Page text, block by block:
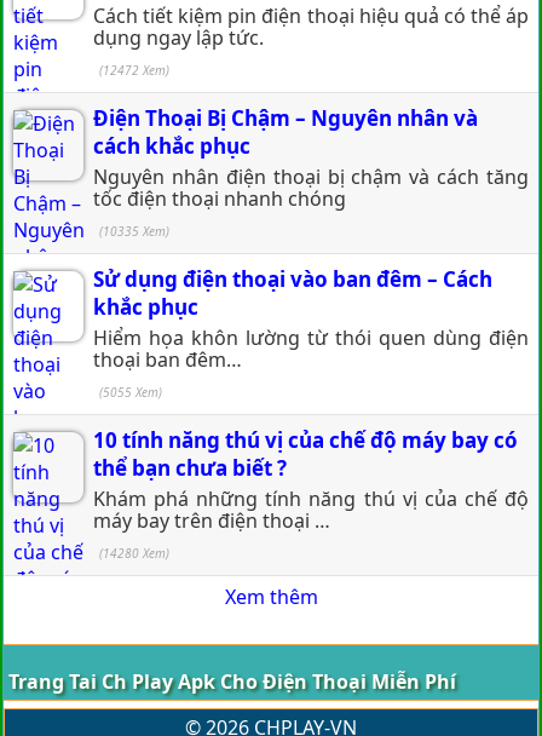
Cách tiết kiệm pin điện thoại hiệu quả có thể áp
dụng ngay lập tức.
(12472 Xem)
Điện Thoại Bị Chậm – Nguyên nhân và
cách khắc phục
Nguyên nhân điện thoại bị chậm và cách tăng
tốc điện thoại nhanh chóng
(10335 Xem)
Sử dụng điện thoại vào ban đêm – Cách
khắc phục
Hiểm họa khôn lường từ thói quen dùng điện
thoại ban đêm…
(5055 Xem)
10 tính năng thú vị của chế độ máy bay có
thể bạn chưa biết ?
Khám phá những tính năng thú vị của chế độ
máy bay trên điện thoại …
(14280 Xem)
Xem thêm
Trang Tai Ch Play Apk Cho Điện Thoại Miễn Phí
© 2026 CHPLAY-VN